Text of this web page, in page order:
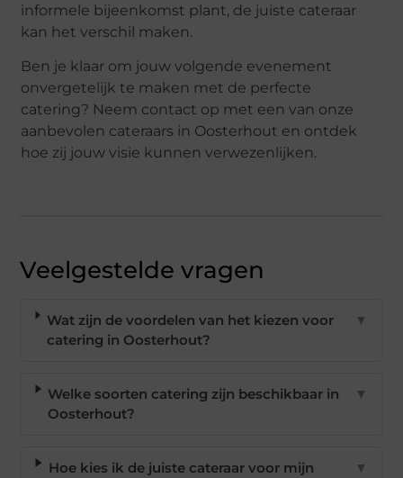
informele bijeenkomst plant, de juiste cateraar
kan het verschil maken.
Ben je klaar om jouw volgende evenement
onvergetelijk te maken met de perfecte
catering? Neem contact op met een van onze
aanbevolen cateraars in Oosterhout en ontdek
hoe zij jouw visie kunnen verwezenlijken.
Veelgestelde vragen
Wat zijn de voordelen van het kiezen voor
catering in Oosterhout?
▼
Welke soorten catering zijn beschikbaar in
Oosterhout?
▼
Hoe kies ik de juiste cateraar voor mijn
▼